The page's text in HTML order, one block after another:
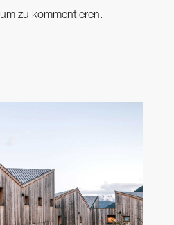
um zu kommentieren.